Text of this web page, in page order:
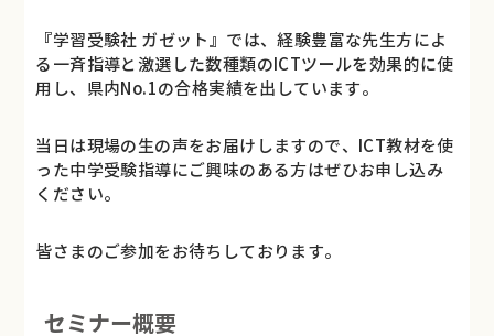
『学習受験社 ガゼット』では、経験豊富な先生方によ
る一斉指導と激選した数種類のICTツールを効果的に使
用し、県内No.1の合格実績を出しています。
当日は現場の生の声をお届けしますので、ICT教材を使
った中学受験指導にご興味のある方はぜひお申し込み
ください。
皆さまのご参加をお待ちしております。
セミナー概要